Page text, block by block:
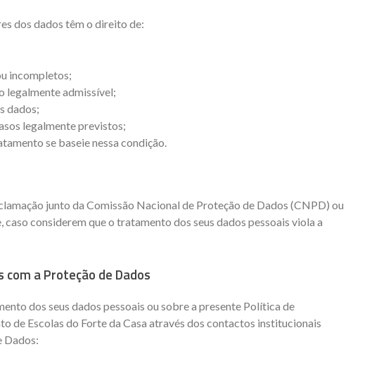
dos dados têm o direito de:
incompletos;
legalmente admissível;
dados;
legalmente previstos;
se baseie nessa condição.
junto da Comissão Nacional de Proteção de Dados (CNPD) ou
considerem que o tratamento dos seus dados pessoais viola a
a Proteção de Dados
dos seus dados pessoais ou sobre a presente Política de
de Escolas do Forte da Casa através dos contactos institucionais
Dados: